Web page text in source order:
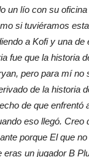
un lío con su
si tuviéramos
a Kofi y una
fue que la historia
pero para mí no
de la historia
de que enfrentó
eso llegó. Creo
porque El que
eras un jugador B